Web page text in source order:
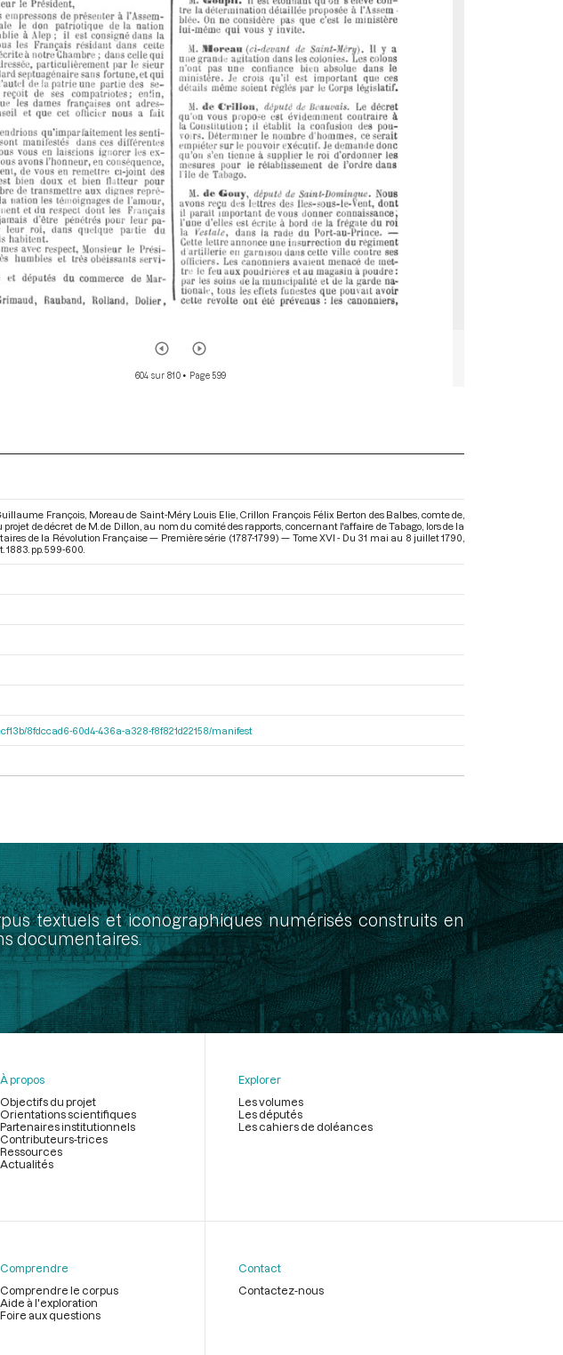
604 sur 810• Page 599
François, Moreau de Saint-Méry Louis Elie, Crillon François Félix Berton des Balbes, comte de,
de décret de M. de Dillon, au nom du comité des rapports, concernant l'affaire de Tabago, lors de la
de la Révolution Française — Première série (1787-1799) — Tome XVI - Du 31 mai au 8 juillet 1790
pp. 599-600.
8fdccad6-60d4-436a-a328-f8f821d22158/manifest
textuels et iconographiques numérisés construits en
documentaires.
À propos
Objectifs du projet
Orientations scientifiques
Partenaires institutionnels
Contributeurs-trices
Ressources
Actualités
Explorer
Les volumes
Les députés
Les cahiers de doléances
Comprendre
Comprendre le corpus
Aide à l'exploration
Foire aux questions
Contact
Contactez-nous